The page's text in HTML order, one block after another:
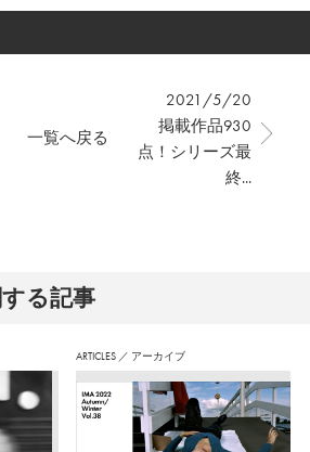
2021/5/20
掲載作品930
点！シリーズ最
終...
一覧へ戻る
る記事
ARTICLES ／ アーカイブ